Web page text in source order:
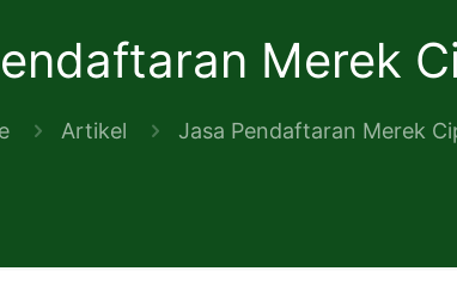
Merek
Artikel Jasa Pendaftaran Merek